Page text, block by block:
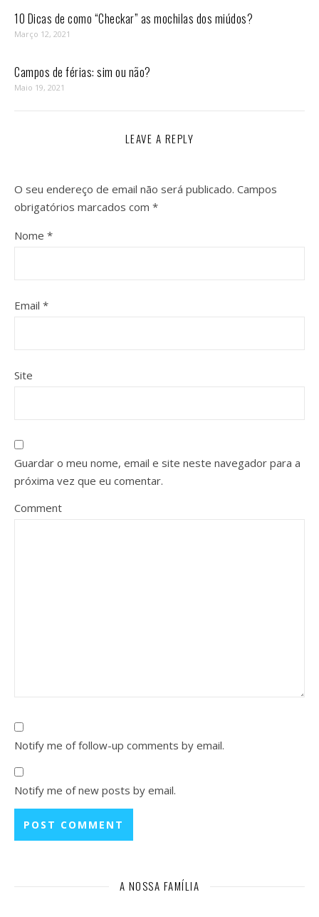
10 Dicas de como “Checkar” as mochilas dos miúdos?
Março 12, 2021
Campos de férias: sim ou não?
Maio 19, 2021
LEAVE A REPLY
O seu endereço de email não será publicado. Campos
obrigatórios marcados com *
Nome *
Email *
Site
Guardar o meu nome, email e site neste navegador para a
próxima vez que eu comentar.
Comment
Notify me of follow-up comments by email.
Notify me of new posts by email.
A NOSSA FAMÍLIA